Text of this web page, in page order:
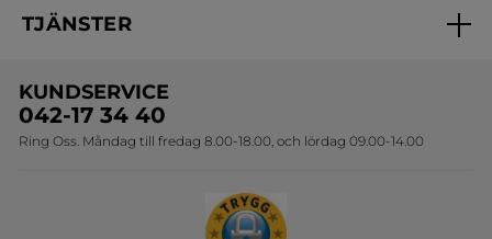
Online prislista
Erbjudanden
Travelsize
Sets
TJÄNSTER
Onlineprislista för postorder
KUNDSERVICE
042-17 34 40
Ring Oss. Måndag till fredag 8.00-18.00, och lördag 09.00-14.00